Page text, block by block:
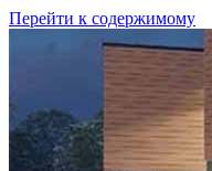
Перейти к содержимому